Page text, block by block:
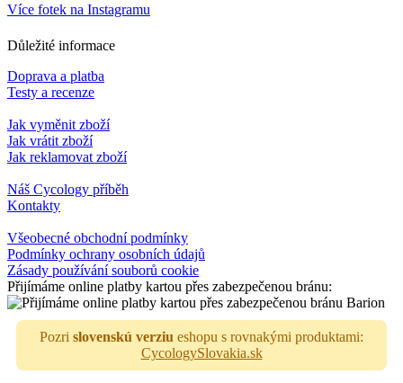
Více fotek na Instagramu
Důležité informace
Doprava a platba
Testy a recenze
Jak vyměnit zboží
Jak vrátit zboží
Jak reklamovat zboží
Náš Cycology příběh
Kontakty
Všeobecné obchodní podmínky
Podmínky ochrany osobních údajů
Zásady používání souborů cookie
Přijímáme online platby kartou přes zabezpečenou bránu:
Pozri slovenskú verziu eshopu s rovnakými produktami:
CycologySlovakia.sk